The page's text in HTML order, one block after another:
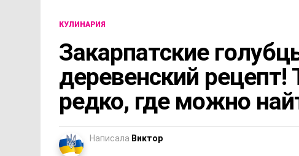
КУЛИНАРИЯ
Закарпатские
деревенский рецепт!
редко, где можно
Написала Виктор